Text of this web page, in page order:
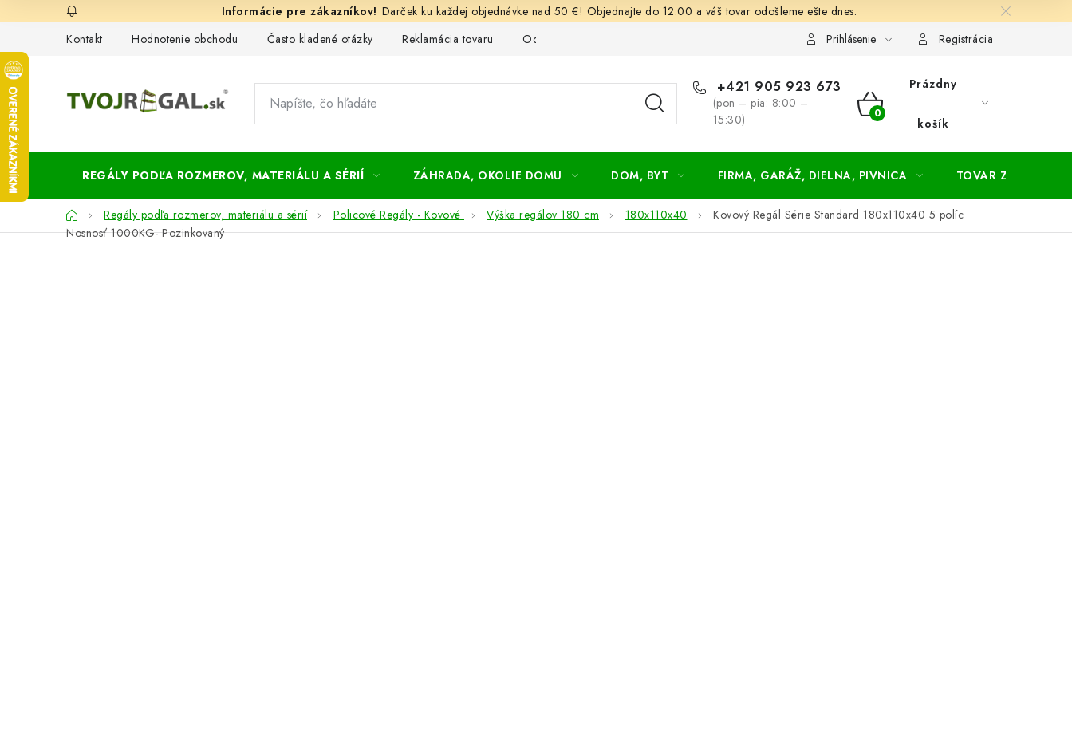
na
Darček ku každej objednávke nad 50 €! Objednajte do 12:00 a váš tovar odošleme ešte dnes.
Kontakt
Hodnotenie obchodu Často kladené otázky Reklamácia tovaru Odstúpenie od kúpnej zmluvy Obchodné a dodacie podmienky Zásady ochrany osobných údajov
Prihlásenie Registrácia
+421 905 923 673
(pon – pia: 8:00 –
15:30)
NÁKUPNÝ
Prázdny
košík
REGÁLY PODĽA ROZMEROV, MATERIÁLU A SÉRIÍ ZÁHRADA, OKOLIE DOMU DOM, BYT FIRMA, GARÁŽ, DIELNA, PIVNICA TOVAR ZA
DomovRegály podľa rozmerov, materiálu a sérií Policové Regály - Kovové Výška regálov 180 cm 180x110x40
Kovový Regál Série Standard 180x110x40 5 políc
Nosnosť 1000KG- Pozinkovaný